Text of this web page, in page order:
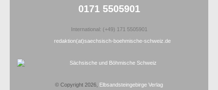
0171 5505901
International: (+49) 171 5505901
redaktion(at)saechsisch-boehmische-schweiz.de
© Copyright 2026, Elbsandsteingebirge Verlag